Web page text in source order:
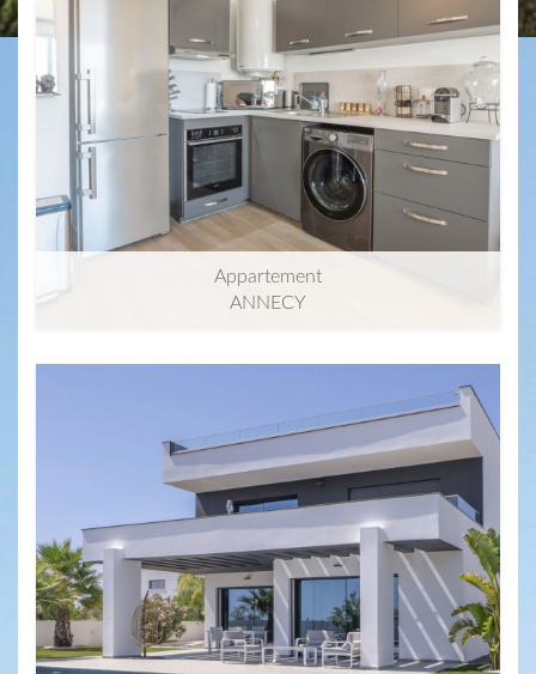
Appartement
ANNECY
| 1 pièce(s)
Maison / Villa